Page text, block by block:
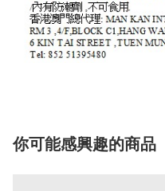
你可能感興趣的商品